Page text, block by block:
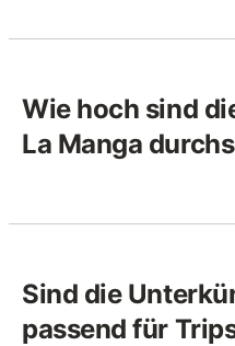
Wie hoch sind
La Manga
Sind die
passend für